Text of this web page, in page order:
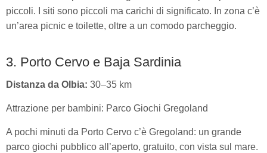
piccoli. I siti sono piccoli ma carichi di significato. In zona c’è
un’area picnic e toilette, oltre a un comodo parcheggio.
3. Porto Cervo e Baja Sardinia
Distanza da Olbia: 30–35 km
Attrazione per bambini: Parco Giochi Gregoland
A pochi minuti da Porto Cervo c’è Gregoland: un grande
parco giochi pubblico all’aperto, gratuito, con vista sul mare.